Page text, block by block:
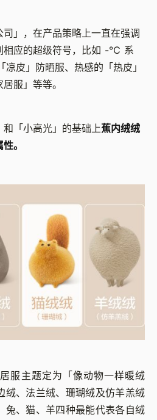
」，在产品策略上一直在强调
相应的超级符号，比如 -℃ 系
皮」防晒服、热感的「热皮」
服」等等。
「小高光」的基础上蕉内绒绒
。
服主题定为「像动物一样暖绒
绒、法兰绒、珊瑚绒及仿羊羔绒
兔、猫、羊四种最能代表各自绒